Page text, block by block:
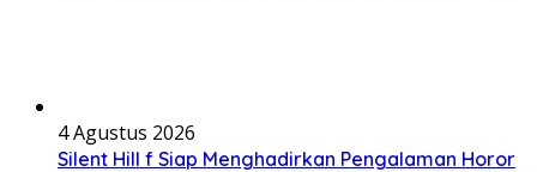
4 Agustus 2026
Silent Hill f Siap Menghadirkan Pengalaman Horor